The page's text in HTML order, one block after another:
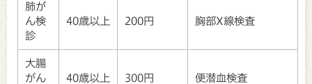
肺が
ん検
診
40歳以上 200円 胸部X線検査
大腸
がん
40歳以上 300円 便潜血検査